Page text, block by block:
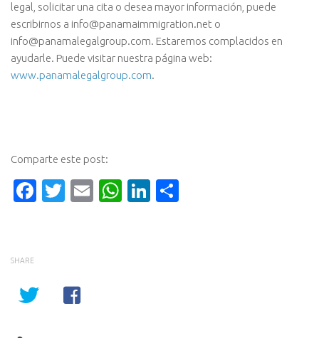
legal, solicitar una cita o desea mayor información, puede
escribirnos a info@panamaimmigration.net o
info@panamalegalgroup.com. Estaremos complacidos en
ayudarle. Puede visitar nuestra página web:
www.panamalegalgroup.com.
Comparte este post:
Facebook
Twitter
EmailWhatsApp
LinkedIn
SHARE